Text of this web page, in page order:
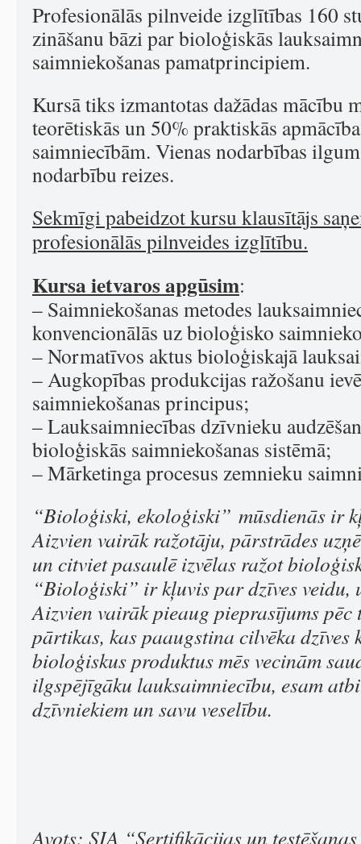
Profesionālās pilnveide izglītības 160
zināšanu bāzi par bioloģiskās
saimniekošanas pamatprincipiem.
Kursā tiks izmantotas dažādas mācību
teorētiskās un 50% praktiskās
saimniecībām. Vienas nodarbības
nodarbību reizes.
Sekmīgi pabeidzot kursu klausītājs
profesionālās pilnveides izglītību.
Kursa ietvaros apgūsim:
– Saimniekošanas metodes
konvencionālās uz bioloģisko
– Normatīvos aktus bioloģiskajā
– Augkopības produkcijas ražošanu
saimniekošanas principus;
– Lauksaimniecības dzīvnieku
bioloģiskās saimniekošanas sistēmā;
– Mārketinga procesus zemnieku
“Bioloģiski, ekoloģiski” mūsdienās ir
Aizvien vairāk ražotāju, pārstrādes
un citviet pasaulē izvēlas ražot
“Bioloģiski” ir kļuvis par dzīves veidu,
Aizvien vairāk pieaug pieprasījums
pārtikas, kas paaugstina cilvēka
bioloģiskus produktus mēs vecinām
ilgspējīgāku lauksaimniecību, esam
dzīvniekiem un savu veselību.
Avots: SIA “Sertifikācijas un